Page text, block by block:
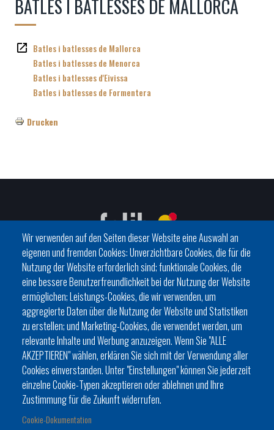
BATLES I BATLESSES DE MALLORCA
Batles i batlesses de Mallorca
Batles i batlesses de Menorca
Batles i batlesses d'Eivissa
Batles i batlesses de Formentera
Drucken
Wir verwenden auf den Seiten dieser Website eine Auswahl an
eigenen und fremden Cookies: Unverzichtbare Cookies, die für die
Nutzung der Website erforderlich sind; funktionale Cookies, die
eine bessere Benutzerfreundlichkeit bei der Nutzung der Website
ermöglichen; Leistungs-Cookies, die wir verwenden, um
aggregierte Daten über die Nutzung der Website und Statistiken
zu erstellen; und Marketing-Cookies, die verwendet werden, um
relevante Inhalte und Werbung anzuzeigen. Wenn Sie "ALLE
AKZEPTIEREN" wählen, erklären Sie sich mit der Verwendung aller
Cookies einverstanden. Unter "Einstellungen" können Sie jederzeit
einzelne Cookie-Typen akzeptieren oder ablehnen und Ihre
Zustimmung für die Zukunft widerrufen.
Cookie-Dokumentation
Footer
HISTÒRIA ORGANITZACIÓ
BATLES I BATLESSES
C/ del General Riera, 111 07010 Palma
Phone 971 760911 - Fax 971 763102